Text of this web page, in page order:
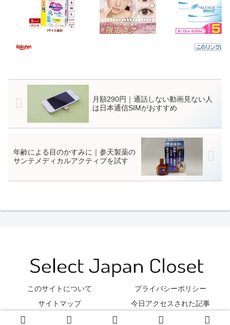
月額290円｜通話しない動画見ない人
は日本通信SIMがおすすめ
年齢による目のかすみに｜参天製薬の
サンテメディカルアクティブを試す
このサイトについて
プライバシーポリシー
サイトマップ
今日アクセスされた記事
© 2012 Select Japan Closet.